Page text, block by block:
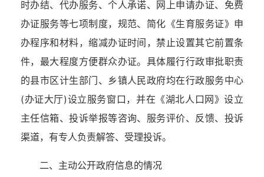
时办结、代办服务、个人承诺、网上申请办证、免费
办证服务等七项制度，规范、简化《生育服务证》申
办程序和材料，缩减办证时间，禁止设置其它前置条
件，最大程度方便群众办证。具体履行行政审批职责
的县市区计生部门、乡镇人民政府均在行政服务中心
(办证大厅)设立服务窗口，并在《湖北人口网》设立
主任信箱、投诉举报等咨询、服务评价、反馈、投诉
渠道，有专人负责解答、受理投诉。
二、主动公开政府信息的情况